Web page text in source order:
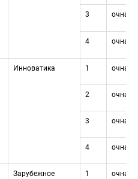
3 очная
4 очная
Инноватика 1 очная
2 очная
3 очная
4 очная
Зарубежное
1 очная